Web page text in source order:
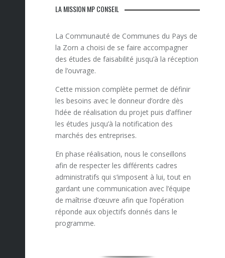
LA MISSION MP CONSEIL
La Communauté de Communes du Pays de
la Zorn a choisi de se faire accompagner
des études de faisabilité jusqu’à la réception
de l’ouvrage.
Cette mission complète permet de définir
les besoins avec le donneur d’ordre dès
l’idée de réalisation du projet puis d’affiner
les études jusqu’à la notification des
marchés des entreprises.
En phase réalisation, nous le conseillons
afin de respecter les différents cadres
administratifs qui s’imposent à lui, tout en
gardant une communication avec l’équipe
de maîtrise d’œuvre afin que l’opération
réponde aux objectifs donnés dans le
programme.